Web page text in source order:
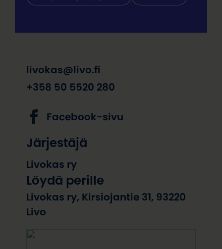
livokas@livo.fi
+358 50 5520 280
Facebook-sivu
Järjestäjä
Livokas ry
Löydä perille
Livokas ry, Kirsiojantie 31, 93220
Livo